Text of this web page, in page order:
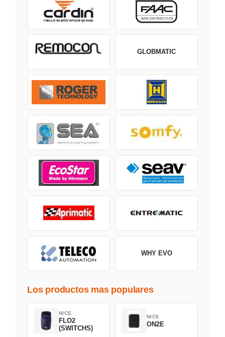
GLOBMATIC
WHY EVO
Los productos mas populares
NICE
FLO2
(SWITCHS)
NICE
ON2E